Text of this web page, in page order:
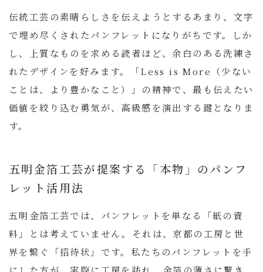
伝統工芸の素晴らしさを伝えようとするあまり、文字
で埋め尽くされたパンフレットになりがちです。しか
し、上質なものを求める読者ほど、余白のある洗練さ
れたデザインを好みます。
「Less is More（少ない
ことは、より豊かなこと）」 の精神で、最も伝えたい
価値を絞り込む勇気が、高級感を演出する鍵となりま
す。
五明金箔工芸が提案する「本物」のパンフ
レット活用法
五明金箔工芸では、パンフレットを単なる「紙の資
料」とは考えていません。それは、京都の工房と世
界を繋ぐ「招待状」です。私たちのパンフレットを手